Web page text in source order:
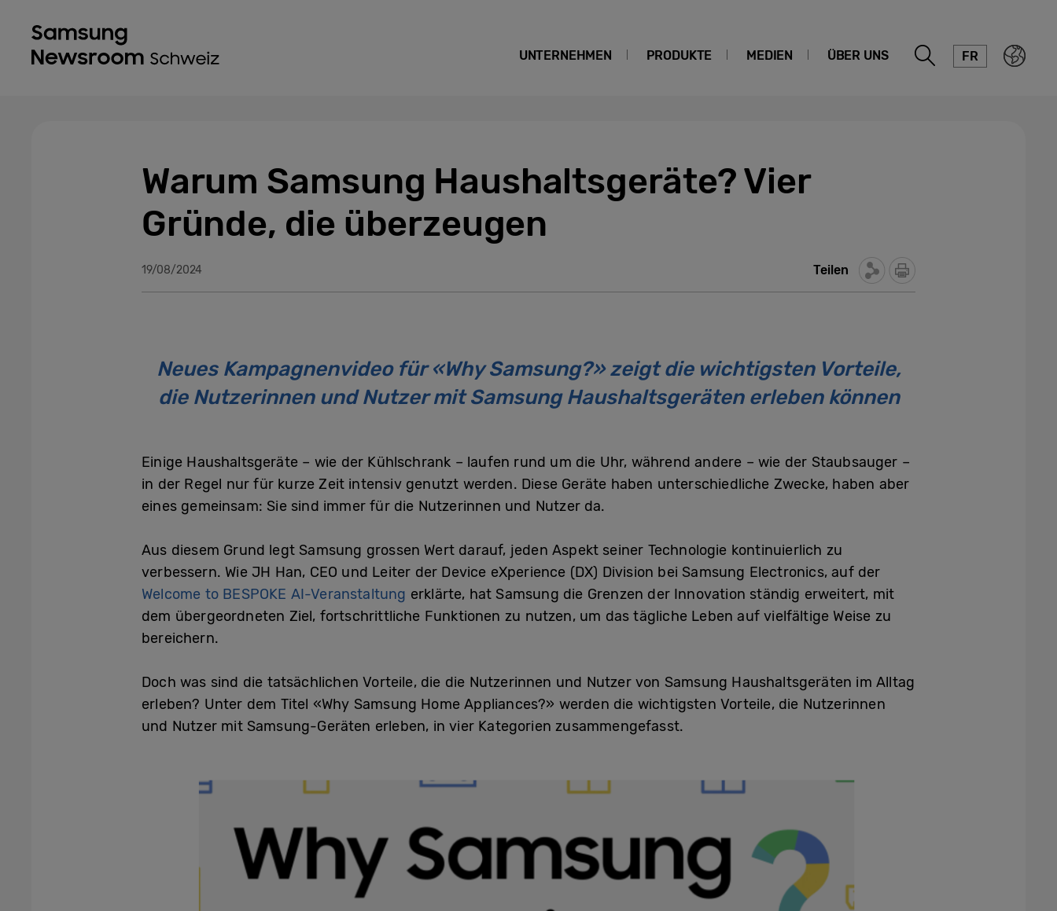
UNTERNEHMEN PRODUKTE MEDIEN ÜBER UNS FR
Warum Samsung Haushaltsgeräte? Vier
Gründe, die überzeugen
19/08/2024 Teilen
Neues Kampagnenvideo für «Why Samsung?» zeigt die wichtigsten Vorteile,
die Nutzerinnen und Nutzer mit Samsung Haushaltsgeräten erleben können
Einige Haushaltsgeräte – wie der Kühlschrank – laufen rund um die Uhr, während andere – wie der Staubsauger –
in der Regel nur für kurze Zeit intensiv genutzt werden. Diese Geräte haben unterschiedliche Zwecke, haben aber
eines gemeinsam: Sie sind immer für die Nutzerinnen und Nutzer da.
Aus diesem Grund legt Samsung grossen Wert darauf, jeden Aspekt seiner Technologie kontinuierlich zu
verbessern. Wie JH Han, CEO und Leiter der Device eXperience (DX) Division bei Samsung Electronics, auf der
Welcome to BESPOKE AI-Veranstaltung erklärte, hat Samsung die Grenzen der Innovation ständig erweitert, mit
dem übergeordneten Ziel, fortschrittliche Funktionen zu nutzen, um das tägliche Leben auf vielfältige Weise zu
bereichern.
Doch was sind die tatsächlichen Vorteile, die die Nutzerinnen und Nutzer von Samsung Haushaltsgeräten im Alltag
erleben? Unter dem Titel «Why Samsung Home Appliances?» werden die wichtigsten Vorteile, die Nutzerinnen
und Nutzer mit Samsung-Geräten erleben, in vier Kategorien zusammengefasst.